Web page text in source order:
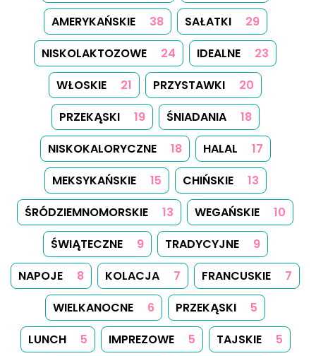
AMERYKAŃSKIE
38 SAŁATKI
29
NISKOLAKTOZOWE
24 IDEALNE
23
WŁOSKIE
21 PRZYSTAWKI
20
PRZEKĄSKI
19 ŚNIADANIA
18
NISKOKALORYCZNE
18 HALAL
17
MEKSYKAŃSKIE
15 CHIŃSKIE
13
ŚRÓDZIEMNOMORSKIE
13 WEGAŃSKIE
10
ŚWIĄTECZNE
9 TRADYCYJNE
9
NAPOJE
8 KOLACJA 7 FRANCUSKIE
7
WIELKANOCNE
6 PRZEKĄSKI
5
LUNCH
5 IMPREZOWE 5 TAJSKIE
5